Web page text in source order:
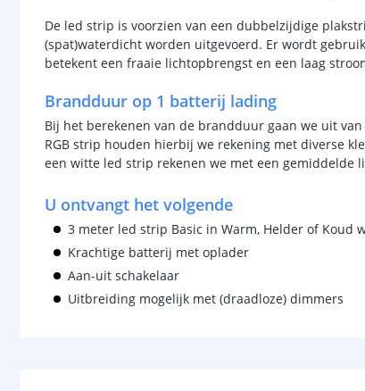
De led strip is voorzien van een dubbelzijdige
(spat)waterdicht worden uitgevoerd. Er wordt
betekent een fraaie lichtopbrengst en een laag
Brandduur op 1 batterij lading
Bij het berekenen van de brandduur gaan we uit
RGB strip houden hierbij we rekening met diverse
een witte led strip rekenen we met een gemiddelde
U ontvangt het volgende
3 meter led strip Basic in Warm, Helder of Koud
Krachtige batterij met oplader
Aan-uit schakelaar
Uitbreiding mogelijk met (draadloze) dimmers